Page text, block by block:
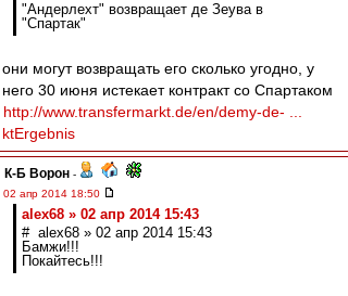
"Андерлехт" возвращает де Зеува в
"Спартак"
они могут возвращать его сколько угодно, у
него 30 июня истекает контракт со Спартаком
http://www.transfermarkt.de/en/demy-de- ...
ktErgebnis
К-Б Ворон -
02 апр 2014 18:50
alex68 » 02 апр 2014 15:43
# alex68 » 02 апр 2014 15:43
Бамжи!!!
Покайтесь!!!